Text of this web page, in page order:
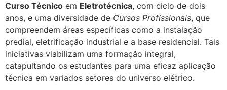
Curso Técnico em Eletrotécnica, com ciclo de dois
anos, e uma diversidade de Cursos Profissionais, que
compreendem áreas específicas como a instalação
predial, eletrificação industrial e a base residencial. Tais
iniciativas viabilizam uma formação integral,
catapultando os estudantes para uma eficaz aplicação
técnica em variados setores do universo elétrico.